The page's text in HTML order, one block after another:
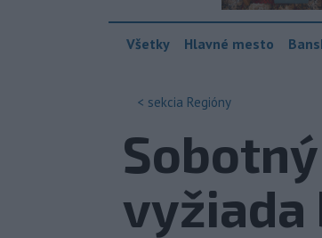
Všetky Hlavné mesto
< sekcia Regióny
vyžiada